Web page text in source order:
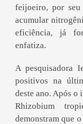
feijoeiro, por
acumular
eficiência, já
enfatiza.
A pesquisadora
positivos na
deste ano. Após o
Rhizobium
demonstram que